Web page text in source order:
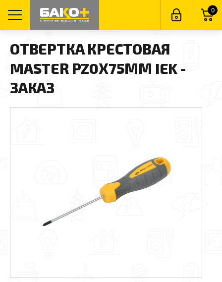
0
ОТВЕРТКА КРЕСТОВАЯ
MASTER PZ0Х75ММ IEK -
ЗАКАЗ